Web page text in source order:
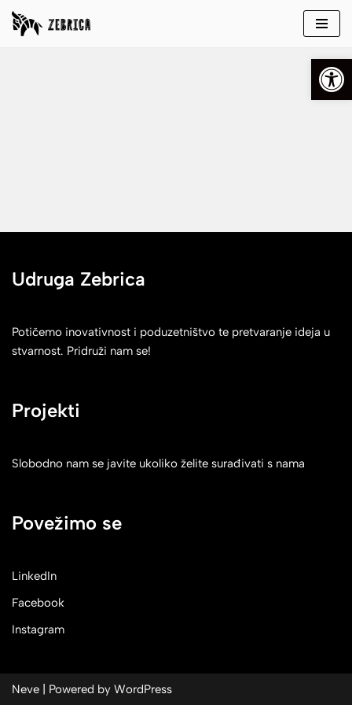
Udruga Zebrica
Potičemo inovativnost i poduzetništvo te pretvaranje ideja u
stvarnost. Pridruži nam se!
Projekti
Slobodno nam se javite ukoliko želite surađivati s nama
Povežimo se
LinkedIn
Facebook
Instagram
Neve | Powered by WordPress